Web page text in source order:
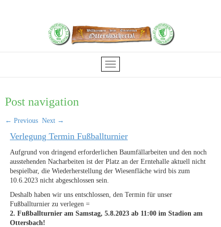
Post navigation
← Previous Next →
Verlegung Termin Fußballturnier
Aufgrund von dringend erforderlichen Baumfällarbeiten und den noch
ausstehenden Nacharbeiten ist der Platz an der Erntehalle aktuell nicht
bespielbar, die Wiederherstellung der Wiesenfläche wird bis zum
10.6.2023 nicht abgeschlossen sein.
Deshalb haben wir uns entschlossen, den Termin für unser
Fußballturnier zu verlegen =
2. Fußballturnier am Samstag, 5.8.2023 ab 11:00 im Stadion am
Ottersbach!